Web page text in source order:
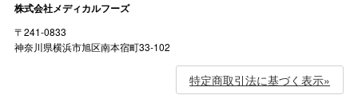
株式会社メディカルフーズ
〒241-0833
神奈川県横浜市旭区南本宿町33-102
特定商取引法に基づく表示»